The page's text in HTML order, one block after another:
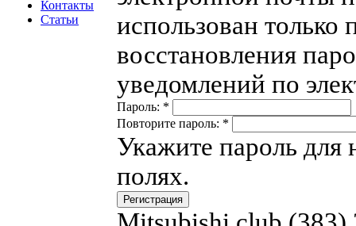
Контакты
Статьи
использован
восстановления
уведомлений по
Пароль: *
Повторите пароль: *
Укажите пароль для
полях.